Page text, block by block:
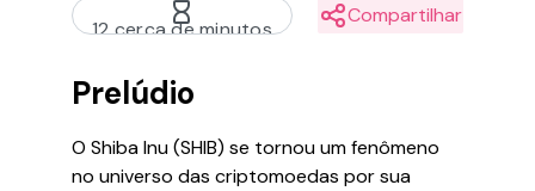
12 cerca de minutos
Compartilhar
Prelúdio
O Shiba Inu (SHIB) se tornou um fenômeno
no universo das criptomoedas por sua